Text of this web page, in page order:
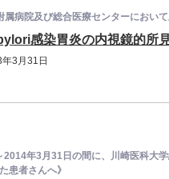
病院及び総合医療センターにおい
感染胃炎の内視鏡的所
年3月31日
2014年3月31日の間に、川崎医科大
患者さんへ》